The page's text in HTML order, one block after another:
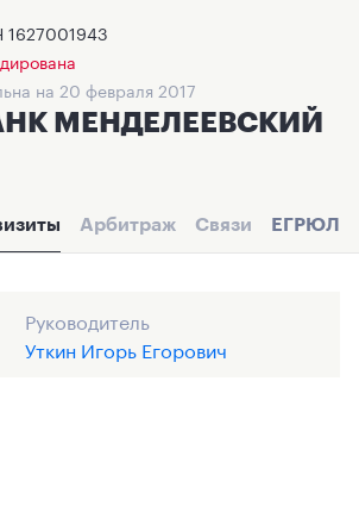
1627001943
на 20 февраля 2017
МЕНДЕЛЕЕВСКИЙ
Арбитраж Связи ЕГРЮЛ
Руководитель
Уткин Игорь Егорович